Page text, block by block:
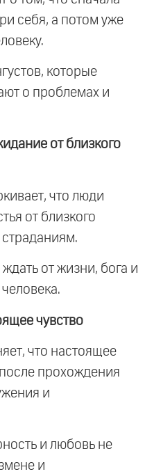
себя, а потом уже
которые
о проблемах и
от близкого
что люди
от близкого
страданиям.
от жизни, бога и
чувство
что настоящее
прохождения
и
и любовь не
и